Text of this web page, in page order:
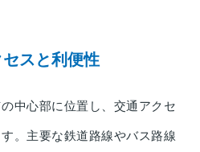
スと利便性
中心部に位置し、交通アクセ
。主要な鉄道路線やバス路線